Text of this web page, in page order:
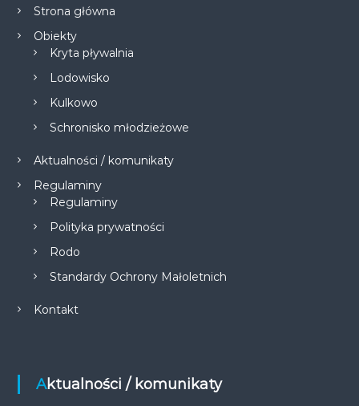
Strona główna
Obiekty
Kryta pływalnia
Lodowisko
Kulkowo
Schronisko młodzieżowe
Aktualności / komunikaty
Regulaminy
Regulaminy
Polityka prywatności
Rodo
Standardy Ochrony Małoletnich
Kontakt
Aktualności / komunikaty